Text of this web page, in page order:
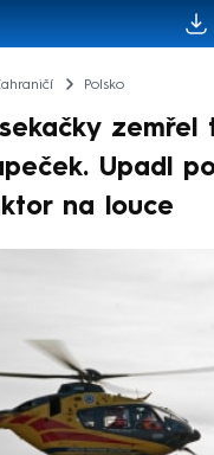
Polsko
zemřel
Upadl
na louce